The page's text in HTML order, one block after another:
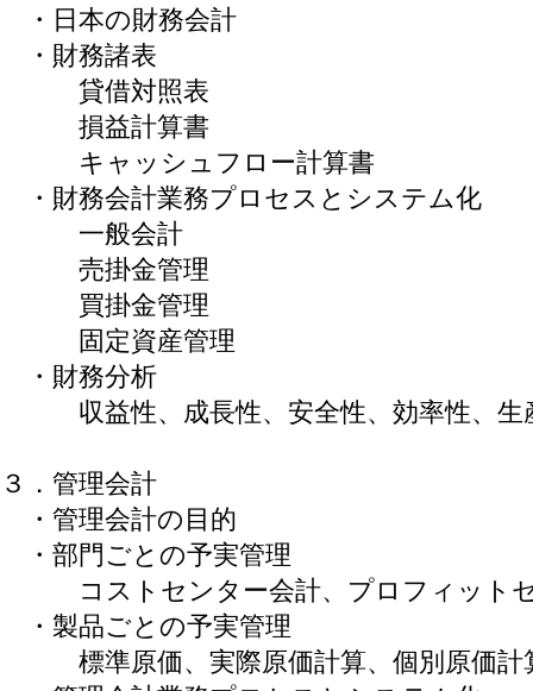
・日本の財務会計
・財務諸表
貸借対照表
損益計算書
キャッシュフロー計算書
・財務会計業務プロセスとシステム化
一般会計
売掛金管理
買掛金管理
固定資産管理
・財務分析
収益性、成長性、安全性、効率性、生
３．管理会計
・管理会計の目的
・部門ごとの予実管理
コストセンター会計、プロフィットセ
・製品ごとの予実管理
標準原価、実際原価計算、個別原価計